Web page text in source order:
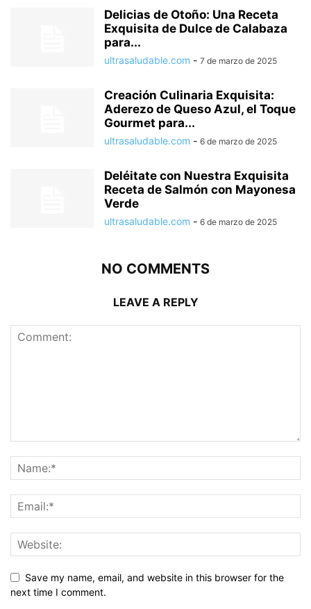
Delicias de Otoño: Una Receta
Exquisita de Dulce de Calabaza
para...
ultrasaludable.com - 7 de marzo de 2025
Creación Culinaria Exquisita:
Aderezo de Queso Azul, el Toque
Gourmet para...
ultrasaludable.com - 6 de marzo de 2025
Deléitate con Nuestra Exquisita
Receta de Salmón con Mayonesa
Verde
ultrasaludable.com - 6 de marzo de 2025
NO COMMENTS
LEAVE A REPLY
Save my name, email, and website in this browser for the
next time I comment.